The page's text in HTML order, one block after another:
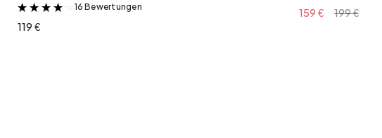
&
16 Bewertungen
119 €
159 € 199 €